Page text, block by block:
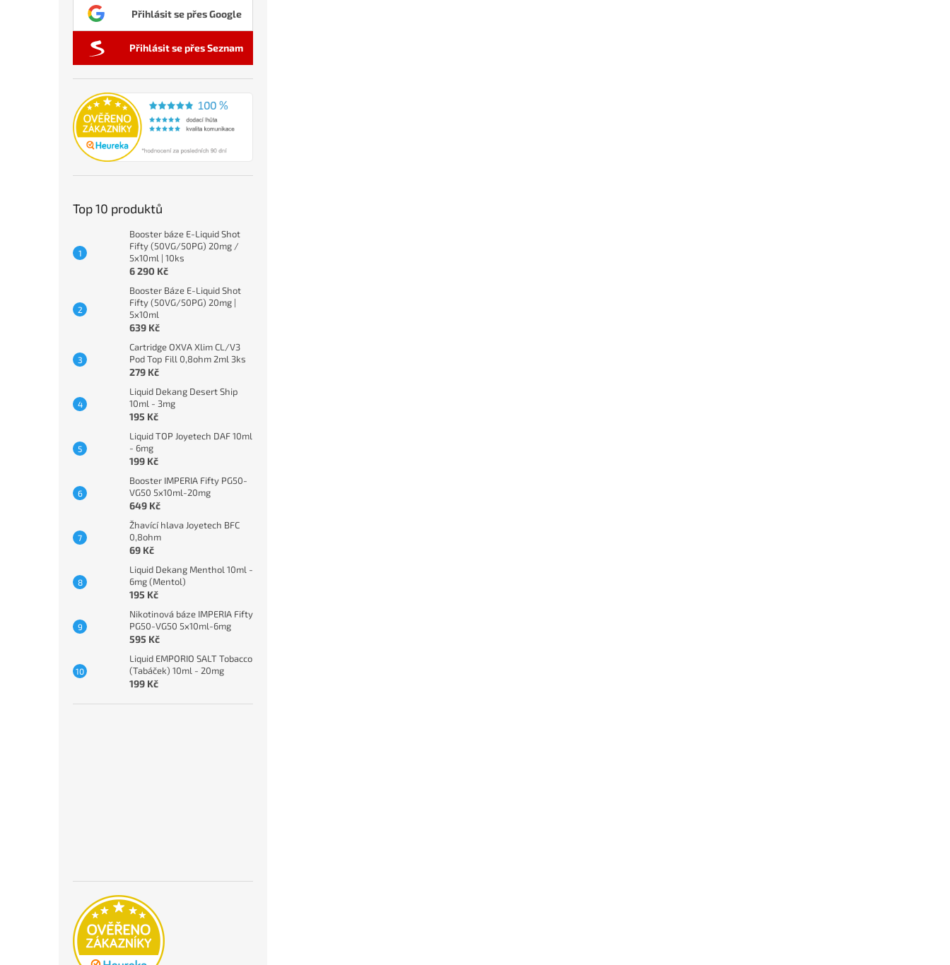
Přihlásit se přes Google
Přihlásit se přes Seznam
Top 10 produktů
Booster báze E-Liquid Shot
Fifty (50VG/50PG) 20mg /
5x10ml | 10ks
6 290 Kč
Booster Báze E-Liquid Shot
Fifty (50VG/50PG) 20mg |
5x10ml
639 Kč
Cartridge OXVA Xlim CL/V3
Pod Top Fill 0,8ohm 2ml 3ks
279 Kč
Liquid Dekang Desert Ship
10ml - 3mg
195 Kč
Liquid TOP Joyetech DAF 10ml
- 6mg
199 Kč
Booster IMPERIA Fifty PG50-
VG50 5x10ml-20mg
649 Kč
Žhavící hlava Joyetech BFC
0,8ohm
69 Kč
Liquid Dekang Menthol 10ml -
6mg (Mentol)
195 Kč
Nikotinová báze IMPERIA Fifty
PG50-VG50 5x10ml-6mg
595 Kč
Liquid EMPORIO SALT Tobacco
(Tabáček) 10ml - 20mg
199 Kč